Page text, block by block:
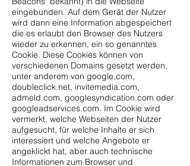
eingebunden. Auf dem Gerät der Nutzer
wird dann eine Information abgespeichert
die es erlaubt den Browser des Nutzers
wieder zu erkennen, ein so genanntes
Cookie. Diese Cookies können von
verschiedenen Domains gesetzt werden,
unter anderem von google.com,
doubleclick.net, invitemedia.com,
admeld.com, googlesyndication.com oder
googleadservices.com. Im Cookie wird
vermerkt, welche Webseiten der Nutzer
aufgesucht, für welche Inhalte er sich
interessiert und welche Angebote er
angeklickt hat, aber auch technische
Informationen zum Browser und